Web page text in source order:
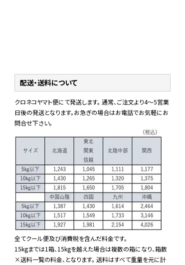
配送・送料について
クロネコヤマト便にて発送します。 通常、ご注文より4～5営業
日後の発送となります。お急ぎの場合はお電話でお気軽にお
問合せ下さい。
全てクール便及び消費税を含んだ料金です。
15kgまでは1箱、15kgを越えた場合は複数の箱になり、箱数
×送料一覧の料金、となります。 送料はすべて重量を元に計